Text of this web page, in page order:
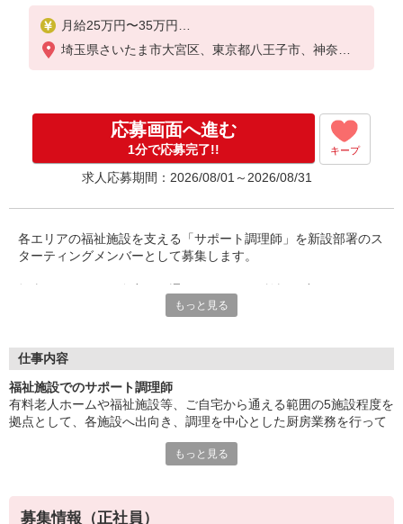
月給25万円〜35万円
固定残業時間（トータル）12〜30時間/月
固定残業代2万3,000円〜6万3,000円
※給与は経験や前職給与に応じて決定します。
賞与年2回
埼玉県さいたま市大宮区、東京都八王子市、神奈川
青葉区、東京都狛江市、東京都調布市、東京都府中
市、東京都立川市、千葉県流山市、埼玉県所沢市、
千葉県市原市、千葉県柏市、千葉県松戸市、千葉県
木更津市、千葉県船橋市、千葉県千葉市緑区、埼玉
県新座市、埼玉県和光市、埼玉県朝霞市、埼玉県入
応募画面へ進む
1分で応募完了!! キープ
求人応募期間：2026/08/01～2026/08/31
各エリアの福祉施設を支える「サポート調理師」を新設部署のス
ターティングメンバーとして募集します。
担当するのは、ご自宅から通えるエリアの5施設程度。
担当エリアの施設を巡回しながら、仕込み・加工・盛付けなど、
にぴったり。
介護施設や病院などでの給食経験が活かせるだけでなく、施設ご
とのニーズに応えることでスキルの幅が自然と広がり、成長を実
感できる環境です。
オープニングメンバーとして、新しいチームを一緒につくり上げ
もっと見る
仕事内容
福祉施設でのサポート調理師
有料老人ホームや福祉施設等、ご自宅から通える範囲の5施設程度を
拠点として、各施設へ出向き、調理を中心とした厨房業務を行って
基本的に事務作業はありません！
・仕込み
もっと見る
募集情報（正社員）